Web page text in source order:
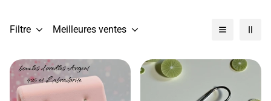
Filtre Meilleures ventes